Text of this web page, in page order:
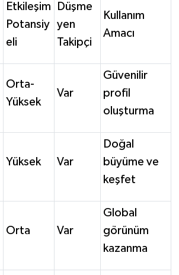
Etkileşim
Potansiy
eli
Düşme
yen
Takipçi
Kullanım
Amacı
Orta-
Yüksek
Var
Güvenilir
profil
oluşturma
Yüksek Var
Doğal
büyüme ve
keşfet
Orta Var
Global
görünüm
kazanma